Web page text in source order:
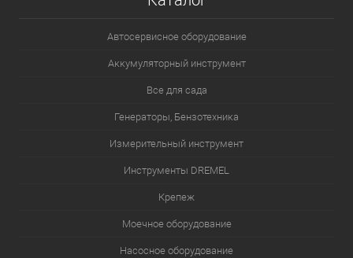
Автосервисное оборудование
Аккумуляторный инструмент
Все для сада
Генераторы, Бензотехника
Измерительный инструмент
Инструменты DREMEL
Крепеж
Моечное оборудование
Насосное оборудование